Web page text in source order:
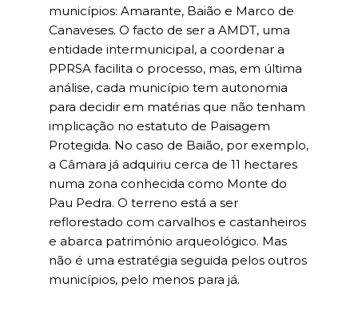
municípios: Amarante, Baião e Marco de
Canaveses. O facto de ser a AMDT, uma
entidade intermunicipal, a coordenar a
PPRSA facilita o processo, mas, em última
análise, cada município tem autonomia
para decidir em matérias que não tenham
implicação no estatuto de Paisagem
Protegida. No caso de Baião, por exemplo,
a Câmara já adquiriu cerca de 11 hectares
numa zona conhecida como Monte do
Pau Pedra. O terreno está a ser
reflorestado com carvalhos e castanheiros
e abarca património arqueológico. Mas
não é uma estratégia seguida pelos outros
municípios, pelo menos para já.